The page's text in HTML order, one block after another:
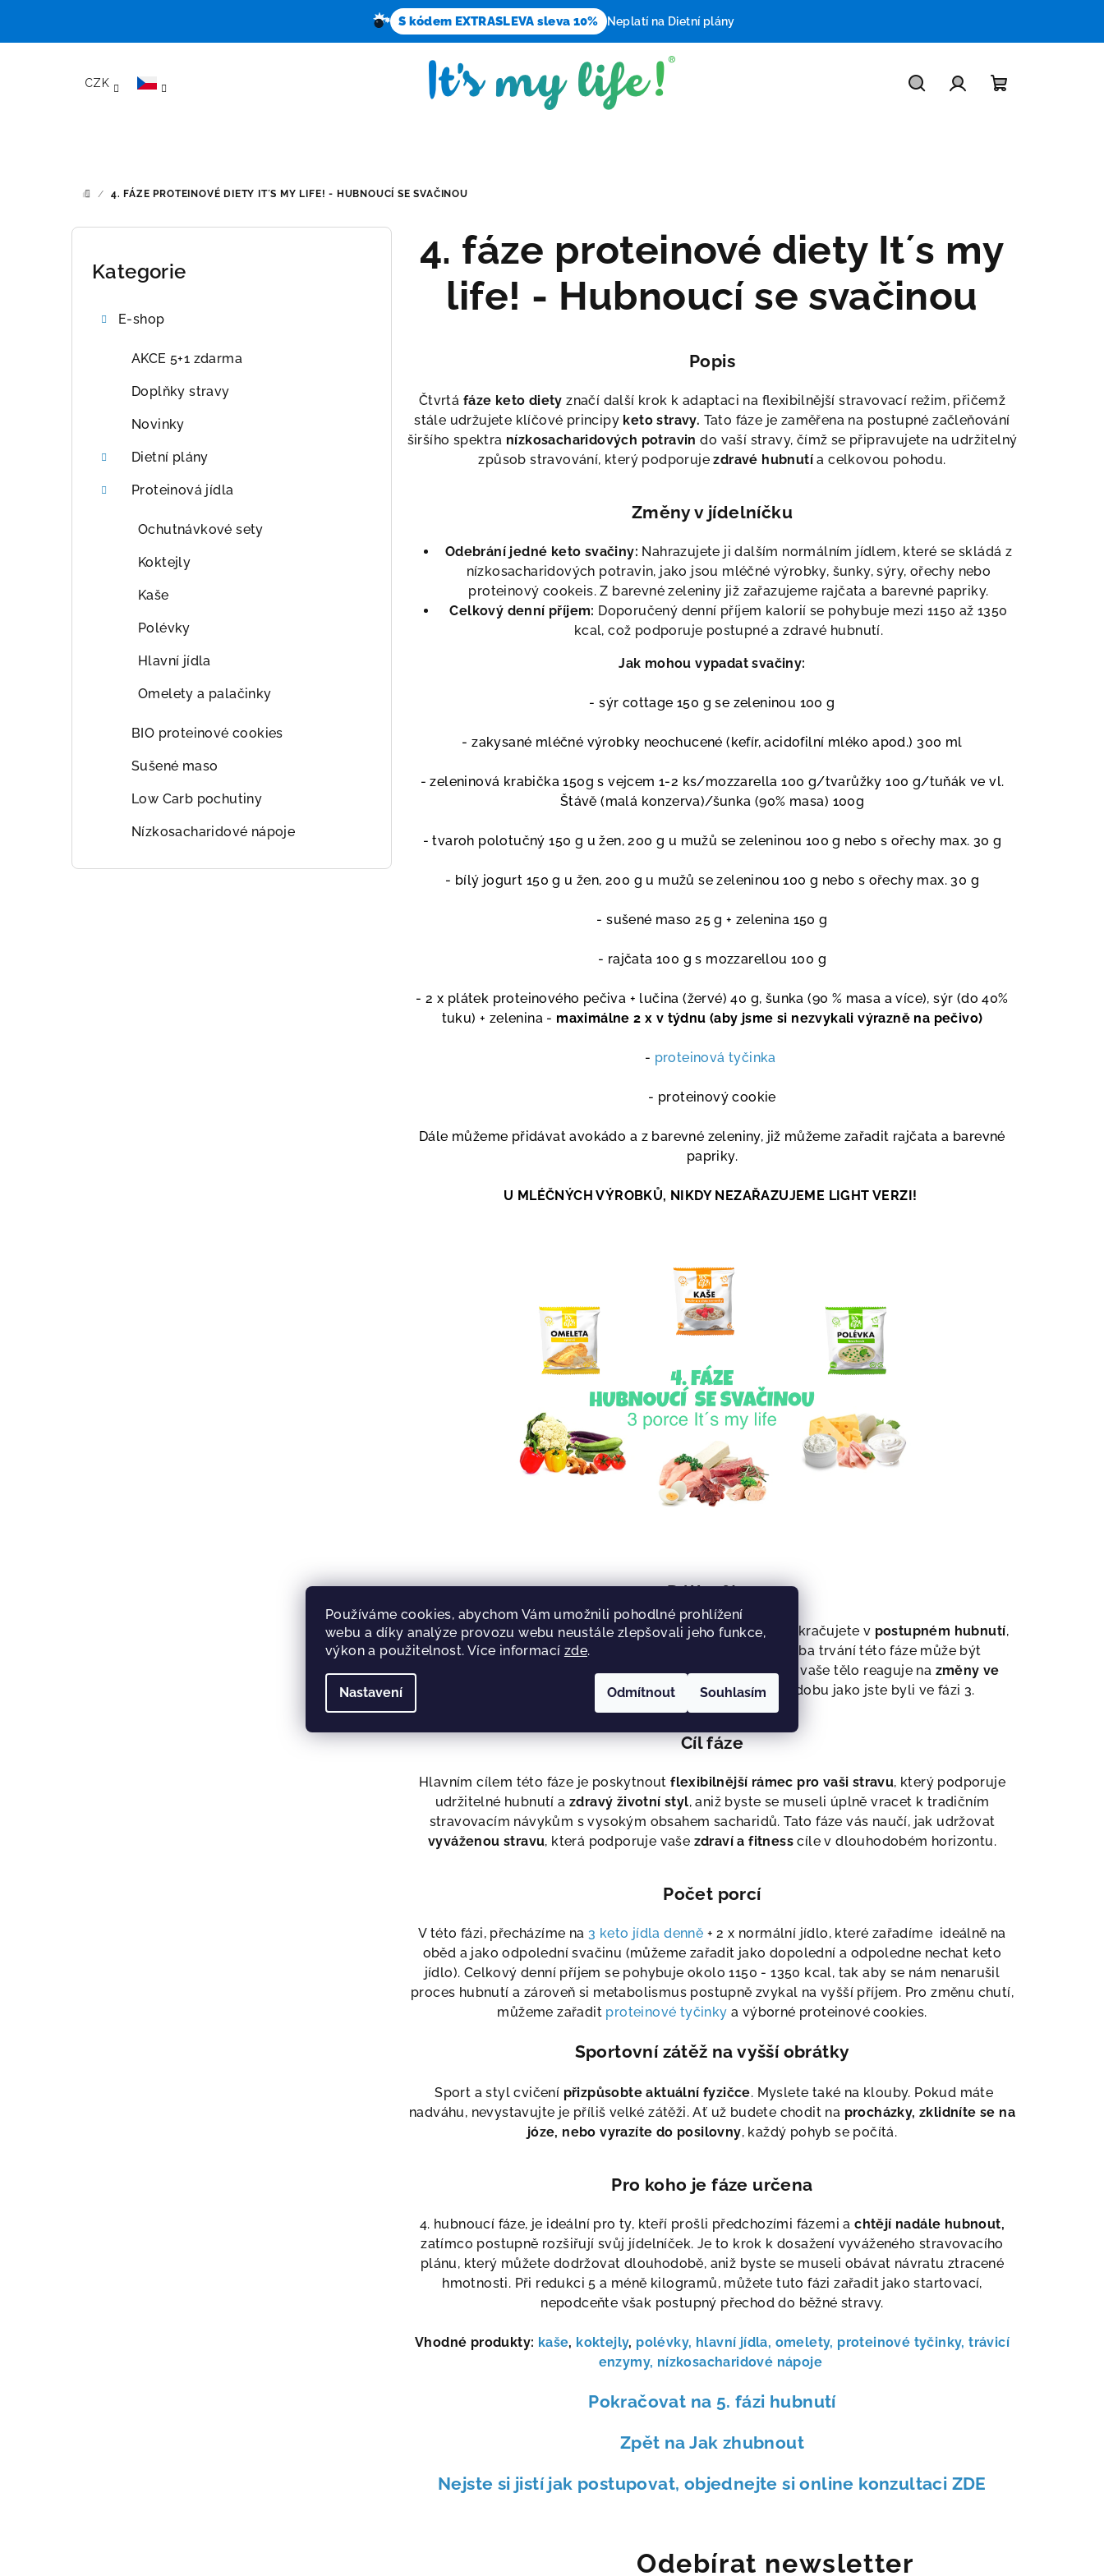
S kódem EXTRASLEVA sleva 10% Neplatí na Dietní plány
Používáme cookies, abychom Vám umožnili pohodlné prohlížení
webu a díky analýze provozu webu neustále zlepšovali jeho funkce,
výkon a použitelnost. Více informací zde.
Nastavení Odmítnout Souhlasím
CZK
DOMŮ
/ 4. FÁZE PROTEINOVÉ DIETY IT´S MY LIFE! - HUBNOUCÍ SE SVAČINOU
P
Přeskočit
Kategorie
E-shop
AKCE 5+1 zdarma
Doplňky stravy
Novinky
Dietní plány
Proteinová jídla
Ochutnávkové sety
Koktejly
Kaše
Polévky
Hlavní jídla
Omelety a palačinky
BIO proteinové cookies
Sušené maso
Low Carb pochutiny
Nízkosacharidové nápoje
4. fáze proteinové diety It´s my
life! - Hubnoucí se svačinou
Popis
Čtvrtá fáze keto diety značí další krok k adaptaci na flexibilnější stravovací režim, přičemž
stále udržujete klíčové principy keto stravy. Tato fáze je zaměřena na postupné začleňování
širšího spektra nízkosacharidových potravin do vaší stravy, čímž se připravujete na udržitelný
způsob stravování, který podporujezdravé hubnutí a celkovou pohodu.
Změny v jídelníčku
Odebrání jedné keto svačiny: Nahrazujete ji dalším normálním jídlem, které se skládá z
nízkosacharidových potravin, jako jsou mléčné výrobky, šunky, sýry, ořechy nebo
proteinový cookeis. Z barevné zeleniny již zařazujeme rajčata a barevné papriky.
Celkový denní příjem: Doporučený denní příjem kalorií se pohybuje mezi 1150 až 1350
kcal, což podporuje postupné a zdravé hubnutí.
Jak mohou vypadat svačiny:
-sýr cottage 150 gse zeleninou 100 g
- zakysané mléčné výrobky neochucené(kefír, acidofilní mléko apod.) 300 ml
- zeleninová krabička150gsvejcem 1-2 ks/mozzarella 100 g/tvarůžky 100 g/tuňák ve vl.
Štávě (malá konzerva)/šunka (90% masa) 100g
-tvaroh polotučný150 g u žen, 200 g u mužů se zeleninou 100 g nebo s ořechy max. 30 g
- bílý jogurt 150 g u žen, 200 g u mužů se zeleninou 100 g nebo s ořechy max. 30 g
-sušené maso25 g+ zelenina 150 g
- rajčata 100 g s mozzarellou 100 g
-2 x plátek proteinového pečiva + lučina (žervé) 40 g, šunka (90 % masa a více), sýr (do 40%
tuku) + zelenina - maximálne 2 x v týdnu (aby jsme si nezvykali výrazně na pečivo)
- proteinová tyčinka
- proteinový cookie
Dále můžeme přidávatavokádo a z barevné zeleniny, již můžeme zařadit rajčata a barevné
papriky.
U MLÉČNÝCH VÝROBKŮ, NIKDY NEZAŘAZUJEME LIGHT VERZI!
Délka fáze
Tato fáze je navržena jako přechodné období, ve kterém pokračujete v postupném hubnutí,
zatímco si zároveň užíváte větší
. Doba trvání této fáze může být
individuální, závislá na vašich osobních cílech a tomu, jak vaše tělo reaguje na změny ve
. V této fázi je ideální zůstat minimálně stejnou dobu jako jste byli ve fázi 3.
Cíl fáze
Hlavním cílem této fáze je poskytnoutflexibilnější rámec pro vaši stravu, který podporuje
udržitelné hubnutí a zdravý životní styl, aniž byste se museli úplně vracet k tradičním
stravovacím návykům s vysokým obsahem sacharidů. Tato fáze vás naučí, jak udržovat
vyváženou stravu, která podporuje vaše zdraví a fitness cíle v dlouhodobém horizontu.
Počet porcí
V této fázi, přecházíme na 3 keto jídla denně + 2 x normální jídlo, které zařadíme ideálně na
oběd a jako odpolední svačinu (můžeme zařadit jako dopolední a odpoledne nechat keto
jídlo). Celkový denní příjem se pohybuje okolo 1150 - 1350 kcal, tak aby se nám nenarušil
proces hubnutí a zároveň si metabolismus postupně zvykal na vyšší příjem. Pro změnu chutí,
můžeme zařadit proteinové tyčinky a výborné proteinové cookies.
Sportovní zátěž na vyšší obrátky
Sport a styl cvičení přizpůsobte aktuální fyzičce. Myslete také na klouby. Pokud máte
nadváhu, nevystavujte je příliš velké zátěži. Ať už budete chodit na procházky, zklidníte se na
józe, nebo vyrazíte do posilovny, každý pohyb se počítá.
Pro koho je fáze určena
4. hubnoucí fáze, je ideální pro ty, kteří prošli předchozími fázemi achtějí nadále hubnout,
zatímco postupně rozšiřují svůj jídelníček. Je to krok k dosažení vyváženého stravovacího
plánu, který můžete dodržovat dlouhodobě, aniž byste se museli obávat návratu ztracené
hmotnosti. Při redukci 5 a méně kilogramů, můžete tuto fázi zařadit jako startovací,
nepodceňte však postupný přechod do běžné stravy.
Vhodné produkty: kaše, koktejly, polévky, hlavní jídla, omelety, proteinové tyčinky, trávicí
enzymy, nízkosacharidové nápoje
Pokračovat na 5. fázi hubnutí
Zpět na Jak zhubnout
Nejste si jistí jak postupovat, objednejte si online konzultaci ZDE
Odebírat newsletter